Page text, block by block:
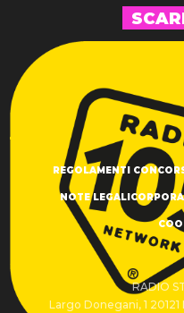
REGOLAMENTI
NOTE LEGALI
RADIO
Largo Donegani, 1 20121